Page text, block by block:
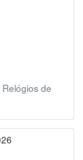
Relógios de